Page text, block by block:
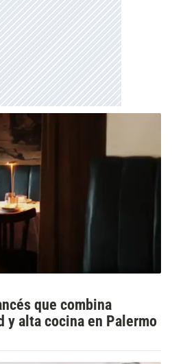
que combina
alta cocina en Palermo